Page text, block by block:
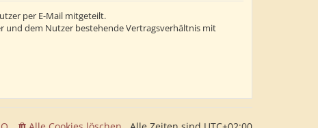
per E-Mail mitgeteilt.
und dem Nutzer bestehende Vertragsverhältnis mit